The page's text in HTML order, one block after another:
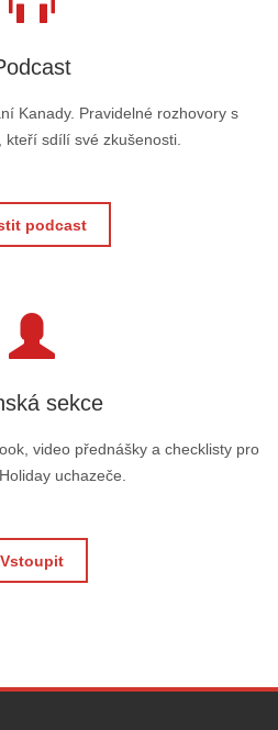
Kanady. Pravidelné rozhovory s
kteří sdílí své zkušenosti.
podcast
sekce
video přednášky a checklisty pro
uchazeče.
Vstoupit